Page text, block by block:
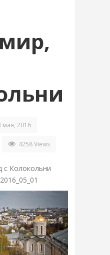
мая, 2016
4258 Views
с Колокольни